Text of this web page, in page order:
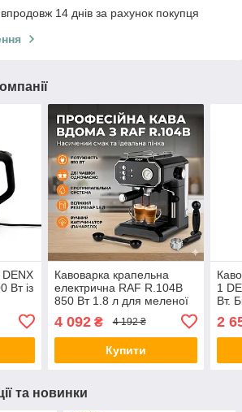
14 днів за рахунок покупця
DENX
Вт із
Кавоварка крапельна
електрична RAF R.104B
850 Вт 1.8 л для меленої
4 092₴ 4 192 ₴
Купити
1
Вт.
2
та новинки